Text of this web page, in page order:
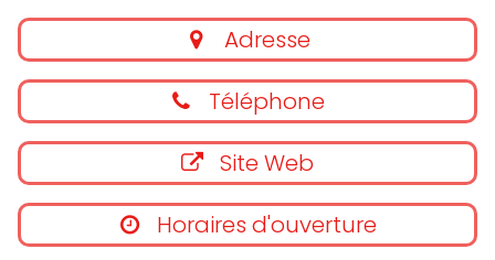
Adresse
Téléphone
Site Web
Horaires d'ouverture